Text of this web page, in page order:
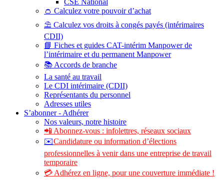
CSE National
👛 Calculez votre pouvoir d’achat
⛱️ Calculez vos droits à congés payés (intérimaires
CDII)
📘 Fiches et guides CAT-intérim Manpower de
l’intérimaire et du permanent Manpower
📚 Accords de branche
La santé au travail
Le CDI intérimaire (CDII)
Représentants du personnel
Adresses utiles
S’abonner - Adhérer
Nos valeurs, notre histoire
📲 Abonnez-vous : infolettres, réseaux sociaux
✉️Candidature ou information d’élections
professionnelles à venir dans une entreprise de travail
temporaire
💳 Adhérez en ligne, pour une couverture immédiate !